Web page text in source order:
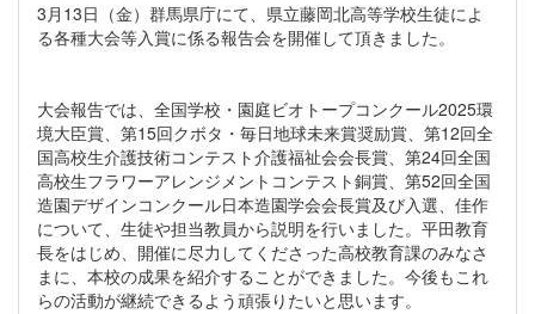
3月13日（金）群馬県庁にて、県立藤岡北高等学校生徒によ
る各種大会等入賞に係る報告会を開催して頂きました。
大会報告では、全国学校・園庭ビオトープコンクール2025環
境大臣賞、第15回クボタ・毎日地球未来賞奨励賞、第12回全
国高校生介護技術コンテスト介護福祉会会長賞、第24回全国
高校生フラワーアレンジメントコンテスト銅賞、第52回全国
造園デザインコンクール日本造園学会会長賞及び入選、佳作
について、生徒や担当教員から説明を行いました。平田教育
長をはじめ、開催に尽力してくださった高校教育課のみなさ
まに、本校の成果を紹介することができました。今後もこれ
らの活動が継続できるよう頑張りたいと思います。